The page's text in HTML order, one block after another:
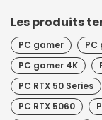
Les produits
PC gamer PC
PC gamer 4K
PC RTX 50 Series
PC RTX 5060